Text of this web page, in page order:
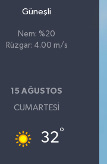
Güneşli
Nem: %20
Rüzgar: 4.00 m/s
15 AĞUSTOS
CUMARTESI
32°